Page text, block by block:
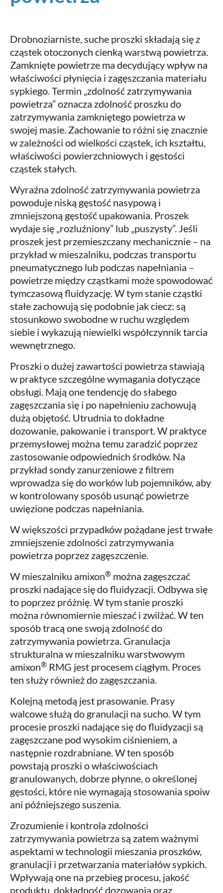
Drobnoziarniste, suche proszki składają się z
cząstek otoczonych cienką warstwą powietrza.
Zamknięte powietrze ma decydujący wpływ na
właściwości płynięcia i zagęszczania materiału
sypkiego. Termin „zdolność zatrzymywania
powietrza” oznacza zdolność proszku do
zatrzymywania zamkniętego powietrza w
swojej masie. Zachowanie to różni się znacznie
w zależności od wielkości cząstek, ich kształtu,
właściwości powierzchniowych i gęstości
cząstek stałych.
Wyraźna zdolność zatrzymywania powietrza
powoduje niską gęstość nasypową i
zmniejszoną gęstość upakowania. Proszek
wydaje się „rozluźniony” lub „puszysty”. Jeśli
proszek jest przemieszczany mechanicznie – na
przykład w mieszalniku, podczas transportu
pneumatycznego lub podczas napełniania –
powietrze między cząstkami może spowodować
tymczasową fluidyzację. W tym stanie cząstki
stałe zachowują się podobnie jak ciecz: są
stosunkowo swobodne w ruchu względem
siebie i wykazują niewielki współczynnik tarcia
wewnętrznego.
Proszki o dużej zawartości powietrza stawiają
w praktyce szczególne wymagania dotyczące
obsługi. Mają one tendencję do słabego
zagęszczania się i po napełnieniu zachowują
dużą objętość. Utrudnia to dokładne
dozowanie, pakowanie i transport. W praktyce
przemysłowej można temu zaradzić poprzez
zastosowanie odpowiednich środków. Na
przykład sondy zanurzeniowe z filtrem
wprowadza się do worków lub pojemników, aby
w kontrolowany sposób usunąć powietrze
uwięzione podczas napełniania.
W większości przypadków pożądane jest trwałe
zmniejszenie zdolności zatrzymywania
powietrza poprzez zagęszczenie.
W mieszalniku amixon® można zagęszczać
proszki nadające się do fluidyzacji. Odbywa się
to poprzez próżnię. W tym stanie proszki
można równomiernie mieszać i zwilżać. W ten
sposób tracą one swoją zdolność do
zatrzymywania powietrza. Granulacja
strukturalna w mieszalniku warstwowym
amixon® RMG jest procesem ciągłym. Proces
ten służy również do zagęszczania.
Kolejną metodą jest prasowanie. Prasy
walcowe służą do granulacji na sucho. W tym
procesie proszki nadające się do fluidyzacji są
zagęszczane pod wysokim ciśnieniem, a
następnie rozdrabniane. W ten sposób
powstają proszki o właściwościach
granulowanych, dobrze płynne, o określonej
gęstości, które nie wymagają stosowania spoiw
ani późniejszego suszenia.
Zrozumienie i kontrola zdolności
zatrzymywania powietrza są zatem ważnymi
aspektami w technologii mieszania proszków,
granulacji i przetwarzania materiałów sypkich.
Wpływają one na przebieg procesu, jakość
produktu, dokładność dozowania oraz